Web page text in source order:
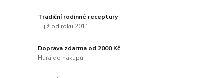
Tradiční rodinné receptury
... již od roku 2011
Doprava zdarma od 2000 Kč
Hurá do nákupů!